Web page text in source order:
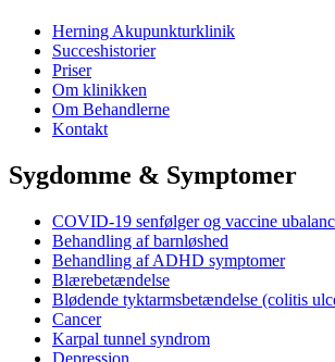
Herning Akupunkturklinik
Succeshistorier
Priser
Om klinikken
Om Behandlerne
Kontakt
Sygdomme & Symptomer
COVID-19 senfølger og vaccine
Behandling af barnløshed
Behandling af ADHD symptomer
Blærebetændelse
Blødende tyktarmsbetændelse (colitis
Cancer
Karpal tunnel syndrom
Depression